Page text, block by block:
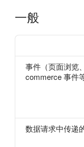
一般
事件（页面浏览
commerce 事件
数据请求中传递